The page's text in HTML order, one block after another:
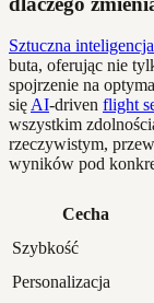
Sztuczna inteligencja
buta, oferując nie
spojrzenie na
się AI-driven flight
wszystkim
rzeczywistym,
wyników pod
Cecha
Szybkość
Personalizacja